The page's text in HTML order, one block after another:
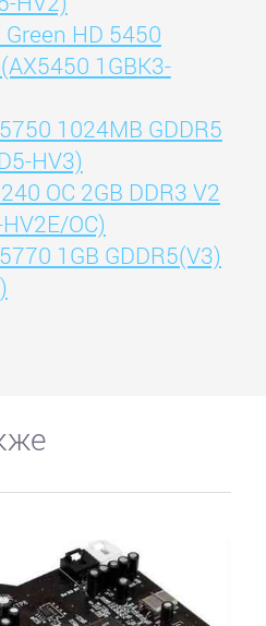
HD 5450
1GBK3-
1024MB GDDR5
HV3)
OC 2GB DDR3 V2
OC)
1GB GDDR5(V3)